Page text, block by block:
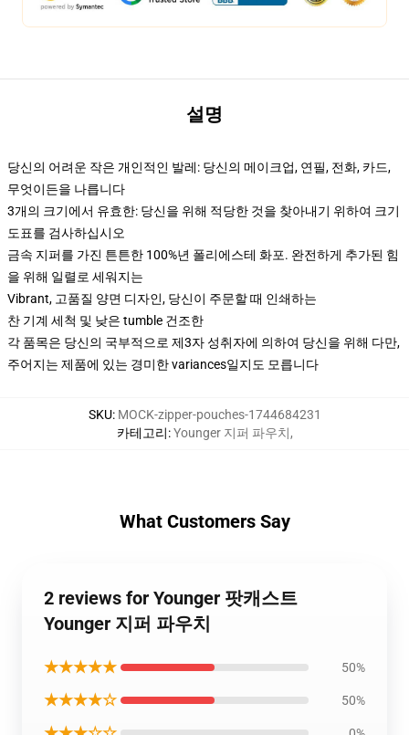
설명
당신의 어려운 작은 개인적인 발레: 당신의 메이크업, 연필, 전화, 카드,
무엇이든을 나릅니다
3개의 크기에서 유효한: 당신을 위해 적당한 것을 찾아내기 위하여 크기
도표를 검사하십시오
금속 지퍼를 가진 튼튼한 100%년 폴리에스테 화포. 완전하게 추가된 힘
을 위해 일렬로 세워지는
Vibrant, 고품질 양면 디자인, 당신이 주문할 때 인쇄하는
찬 기계 세척 및 낮은 tumble 건조한
각 품목은 당신의 국부적으로 제3자 성취자에 의하여 당신을 위해 다만,
주어지는 제품에 있는 경미한 variances일지도 모릅니다
SKU: MOCK-zipper-pouches-1744684231
카테고리:Younger 지퍼 파우치,
What Customers Say
2 reviews for Younger 팟캐스트
Younger 지퍼 파우치
★★★★★ 50%
★★★★☆ 50%